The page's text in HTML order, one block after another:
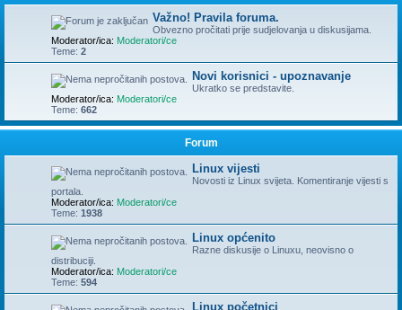
t
Važno! Pravila foruma.
Obvezno pročitati prije sudjelovanja u diskusijama.
Moderator/ica: Moderatori/ce
Teme: 2
Novi korisnici - upoznavanje
Ukratko se predstavite.
Moderator/ica: Moderatori/ce
Teme: 662
Forum
Linux vijesti
Novosti iz Linux svijeta. Komentiranje vijesti s
portala.
Moderator/ica: Moderatori/ce
Teme: 1938
Linux općenito
Razne diskusije o Linuxu, neovisno o
distribuciji.
Moderator/ica: Moderatori/ce
Teme: 594
Linux početnici